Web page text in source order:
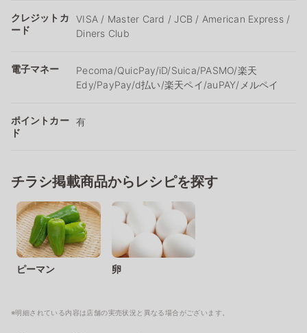
クレジットカ
ード
VISA / Master Card / JCB / American Express /
Diners Club
電子マネー
Pecoma/QuicPay/iD/Suica/PASMO/楽天
Edy/PayPay/d払い/楽天ペイ/auPAY/メルペイ
ポイントカー
ド
有
チラシ掲載商品からレシピを探す
ピーマン 卵
※明細されている内容は店舗の実売状況と異なる場合がございます。